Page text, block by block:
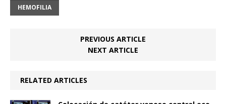
HEMOFILIA
PREVIOUS ARTICLE
NEXT ARTICLE
RELATED ARTICLES